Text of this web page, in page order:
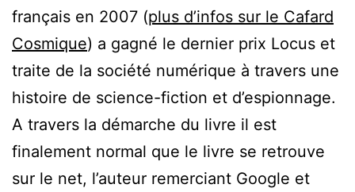
français en 2007 (plus d’infos sur le Cafard
Cosmique) a gagné le dernier prix Locus et
traite de la société numérique à travers une
histoire de science-fiction et d’espionnage.
A travers la démarche du livre il est
finalement normal que le livre se retrouve
sur le net, l’auteur remerciant Google et